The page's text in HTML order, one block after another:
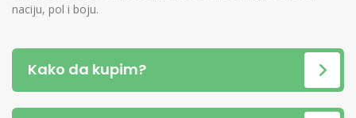
naciju, pol i boju.
Kako da kupim?